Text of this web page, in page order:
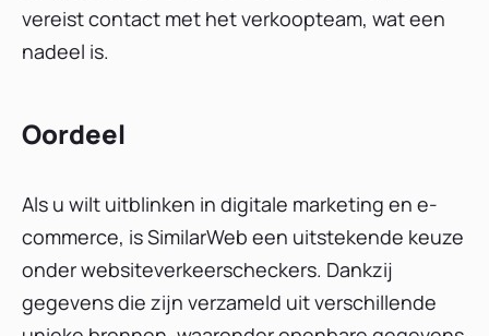
vereist contact met het verkoopteam, wat een
nadeel is.
Oordeel
Als u wilt uitblinken in digitale marketing en e-
commerce, is SimilarWeb een uitstekende keuze
onder websiteverkeerscheckers. Dankzij
gegevens die zijn verzameld uit verschillende